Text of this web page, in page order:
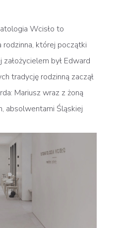
Wcisło to
której początki
był Edward
tradycję rodzinną zaczął
Mariusz wraz z żoną
absolwentami Śląskiej